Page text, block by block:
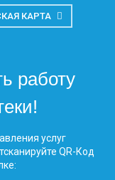
КАРТА
работу
услуг
QR-Код